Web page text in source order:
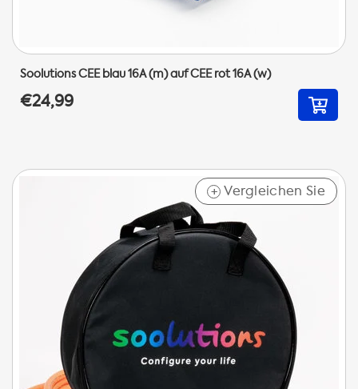
Soolutions CEE blau 16A (m) auf CEE rot 16A (w)
€24,99
+ Vergleichen Sie